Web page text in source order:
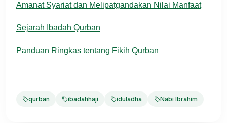
Amanat Syariat dan Melipatgandakan Nilai Manfaat
Sejarah Ibadah Qurban
Panduan Ringkas tentang Fikih Qurban
qurban ibadahhaji iduladha Nabi Ibrahim